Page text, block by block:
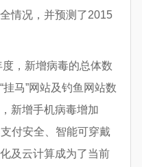
情况，并预测了2015
，新增病毒的总体数
马”网站及钓鱼网站数
新增手机病毒增加
付安全、智能可穿戴
及云计算成为了当前